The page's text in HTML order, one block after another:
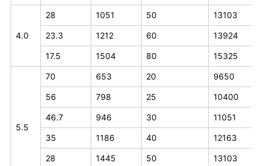
4.0
28 1051 50 13103
23.3 1212 60 13924
17.5 1504 80 15325
5.5
70 653 20 9650
56 798 25 10400
46.7 946 30 11051
35 1186 40 12163
28 1445 50 13103